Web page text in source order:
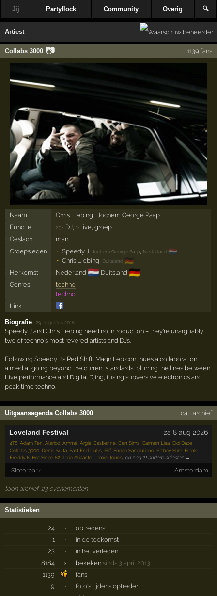
Jij Partyflock Community Overig 🔍
Artiest
Collabs 3000 📷 1139 fans
Naam
Chris Liebing , Jochem George Paap
Functie
23× DJ, 1× live, groep
Geslacht
man
Groepsleden
Speedy J Jochem George Paap Nederland 🇳🇱
Chris Liebing Duitsland 🇩🇪
Herkomst Nederland 🇳🇱 Duitsland 🇩🇪
Genres
techno
techno
Link
Biografie 29 augustus 2018
Speedy J and Chris Liebing need no introduction – they're unarguably
two of techno's most revered artists and DJs.
Following Speedy J's Red Shift, Magnit ep continues a collaboration
aimed at going beyond the current standards, blurring the lines between
Live performance and Digital Djing, fusing subversive electronics and
peak time techno.
Uitgaansagenda Collabs 3000 ical · archief
Loveland Festival za 8 aug 2026
4T6 ,Adam Ten ,Alarico ,Ammé ,Argia Bastienne Ben Sims ,Carmen Lisa ,Cici Daze
Collabs 3000 Denis Sulta East End Dubs Elif Enrico Sangiuliano Fatboy Slim Frank
Freddy K Hot Since 82 Ilario Alicante Jamie Jones en nog 21 andere artiesten →
Sloterpark Amsterdam
toon archief, 23 evenementen
Statistieken
24 ·
optredens
1
·
in de toekomst
23
·
in het verleden
8184
× bekeken sinds 3 april 2013
1139
fans
9
·
foto's tijdens optreden